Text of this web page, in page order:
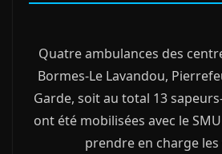
Quatre ambulances des
Bormes-Le Lavandou,
Garde, soit au total 13
ont été mobilisées avec le
prendre en charge les